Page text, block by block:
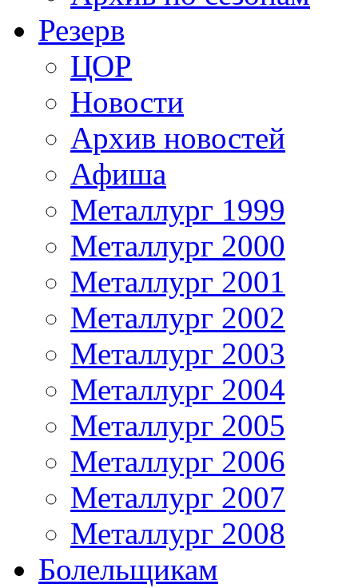
Резерв
ЦОР
Новости
Архив новостей
Афиша
Металлург 1999
Металлург 2000
Металлург 2001
Металлург 2002
Металлург 2003
Металлург 2004
Металлург 2005
Металлург 2006
Металлург 2007
Металлург 2008
Болельщикам